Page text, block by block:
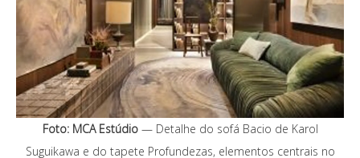
Foto: MCA Estúdio— Detalhe do sofá Bacio de Karol
Suguikawa e do tapete Profundezas, elementos centrais no